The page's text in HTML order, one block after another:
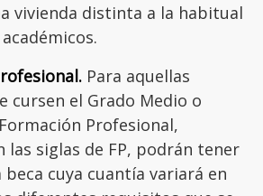
vivienda distinta a la habitual
Para aquellas
cursen el Grado Medio o
Profesional,
las siglas de FP, podrán tener
beca cuya cuantía variará en